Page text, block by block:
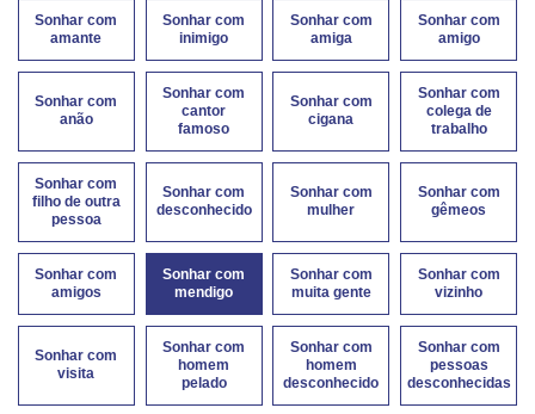
Sonhar com
amante
Sonhar com
inimigo
Sonhar com
amiga
Sonhar com
amigo
Sonhar com
anão
Sonhar com
cantor
famoso
Sonhar com
cigana
Sonhar com
colega de
trabalho
Sonhar com
filho de outra
pessoa
Sonhar com
desconhecido
Sonhar com
mulher
Sonhar com
gêmeos
Sonhar com
amigos
Sonhar com
mendigo
Sonhar com
muita gente
Sonhar com
vizinho
Sonhar com
visita
Sonhar com
homem
pelado
Sonhar com
homem
desconhecido
Sonhar com
pessoas
desconhecidas